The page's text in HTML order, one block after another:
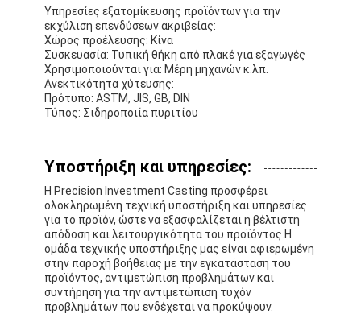
Υπηρεσίες εξατομίκευσης προϊόντων για την
εκχύλιση επενδύσεων ακριβείας:
Χώρος προέλευσης: Κίνα
Συσκευασία: Τυπική θήκη από πλακέ για εξαγωγές
Χρησιμοποιούνται για: Μέρη μηχανών κ.λπ.
Ανεκτικότητα χύτευσης:
Πρότυπο: ASTM, JIS, GB, DIN
Τύπος: Σιδηροποιία πυριτίου
Υποστήριξη και υπηρεσίες:
Η Precision Investment Casting προσφέρει
ολοκληρωμένη τεχνική υποστήριξη και υπηρεσίες
για το προϊόν, ώστε να εξασφαλίζεται η βέλτιστη
απόδοση και λειτουργικότητα του προϊόντος.Η
ομάδα τεχνικής υποστήριξης μας είναι αφιερωμένη
στην παροχή βοήθειας με την εγκατάσταση του
προϊόντος, αντιμετώπιση προβλημάτων και
συντήρηση για την αντιμετώπιση τυχόν
προβλημάτων που ενδέχεται να προκύψουν.